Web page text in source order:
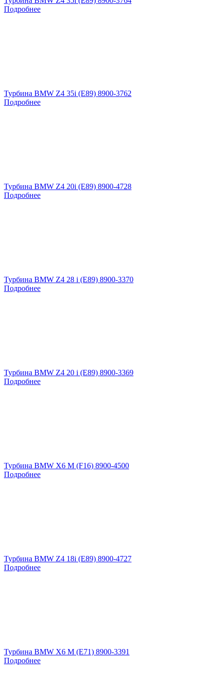
Подробнее
Турбина BMW Z4 35i (E89) 8900-3762
Подробнее
Турбина BMW Z4 20i (E89) 8900-4728
Подробнее
Турбина BMW Z4 28 i (E89) 8900-3370
Подробнее
Турбина BMW Z4 20 i (E89) 8900-3369
Подробнее
Турбина BMW X6 M (F16) 8900-4500
Подробнее
Турбина BMW Z4 18i (E89) 8900-4727
Подробнее
Турбина BMW X6 M (E71) 8900-3391
Подробнее